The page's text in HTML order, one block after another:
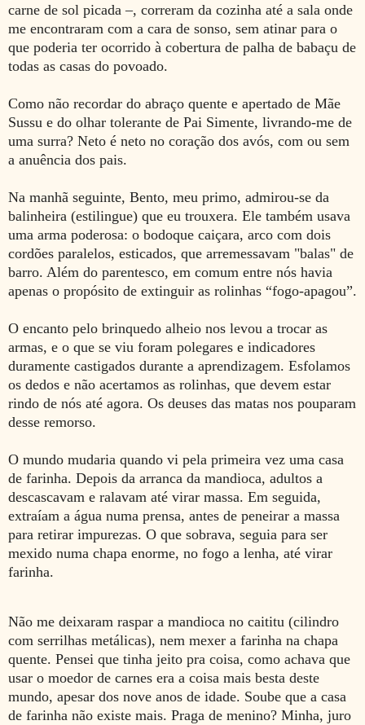
carne de sol picada –, correram da cozinha até a sala onde
me encontraram com a cara de sonso, sem atinar para o
que poderia ter ocorrido à cobertura de palha de babaçu de
todas as casas do povoado.
Como não recordar do abraço quente e apertado de Mãe
Sussu e do olhar tolerante de Pai Simente, livrando-me de
uma surra? Neto é neto no coração dos avós, com ou sem
a anuência dos pais.
Na manhã seguinte, Bento, meu primo, admirou-se da
balinheira (estilingue) que eu trouxera. Ele também usava
uma arma poderosa: o bodoque caiçara, arco com dois
cordões paralelos, esticados, que arremessavam "balas" de
barro. Além do parentesco, em comum entre nós havia
apenas o propósito de extinguir as rolinhas “fogo-apagou”.
O encanto pelo brinquedo alheio nos levou a trocar as
armas, e o que se viu foram polegares e indicadores
duramente castigados durante a aprendizagem. Esfolamos
os dedos e não acertamos as rolinhas, que devem estar
rindo de nós até agora. Os deuses das matas nos pouparam
desse remorso.
O mundo mudaria quando vi pela primeira vez uma casa
de farinha. Depois da arranca da mandioca, adultos a
descascavam e ralavam até virar massa. Em seguida,
extraíam a água numa prensa, antes de peneirar a massa
para retirar impurezas. O que sobrava, seguia para ser
mexido numa chapa enorme, no fogo a lenha, até virar
farinha.
Não me deixaram raspar a mandioca no caititu (cilindro
com serrilhas metálicas), nem mexer a farinha na chapa
quente. Pensei que tinha jeito pra coisa, como achava que
usar o moedor de carnes era a coisa mais besta deste
mundo, apesar dos nove anos de idade. Soube que a casa
de farinha não existe mais. Praga de menino? Minha, juro